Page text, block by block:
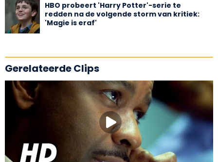
HBO probeert 'Harry Potter'-serie te
redden na de volgende storm van kritiek:
'Magie is eraf'
Gerelateerde Clips